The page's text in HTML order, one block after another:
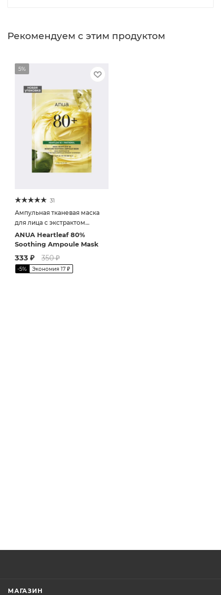
Рекомендуем с этим продуктом
5%
31
Ампульная тканевая маска
для лица с экстрактом
хауттюйнии
ANUA Heartleaf 80%
Soothing Ampoule Mask
333 ₽ 350₽
-5% Экономия 17 ₽
МАГАЗИН